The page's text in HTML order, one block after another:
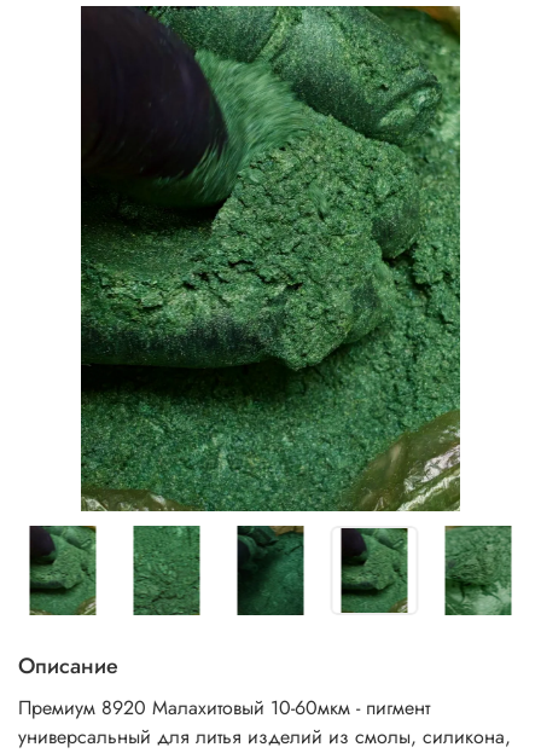
Описание
Премиум 8920 Малахитовый 10-60мкм - пигмент
универсальный для литья изделий из смолы, силикона,